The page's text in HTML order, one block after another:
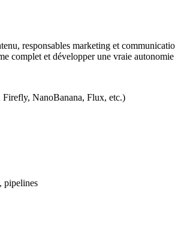
responsables marketing et
complet et développer une vraie
NanoBanana, Flux, etc.)
pipelines